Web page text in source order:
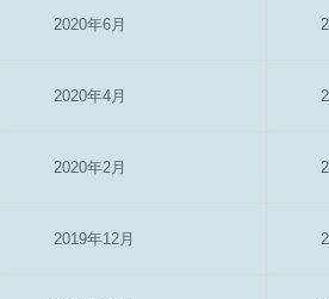
2020年6月
2020年4月
2020年2月
2019年12月